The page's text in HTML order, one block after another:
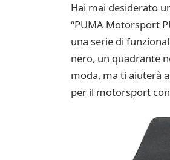
Hai mai desiderato
“PUMA Motorsport
una serie di
nero, un quadrante
moda, ma ti aiuterà
per il motorsport